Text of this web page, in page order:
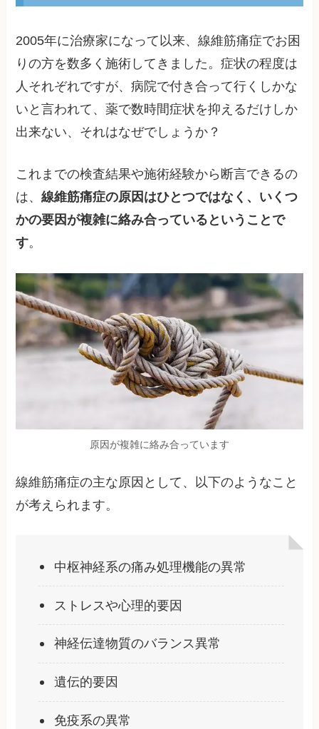
2005年に治療家になって以来、線維筋痛症でお困
りの方を数多く施術してきました。症状の程度は
人それぞれですが、病院で付き合って行くしかな
いと言われて、薬で数時間症状を抑えるだけしか
出来ない、それはなぜでしょうか？
これまでの検査結果や施術経験から断言できるの
は、線維筋痛症の原因はひとつではなく、いくつ
かの要因が複雑に絡み合っているということで
す。
原因が複雑に絡み合っています
線維筋痛症の主な原因として、以下のようなこと
が考えられます。
中枢神経系の痛み処理機能の異常
ストレスや心理的要因
神経伝達物質のバランス異常
遺伝的要因
免疫系の異常